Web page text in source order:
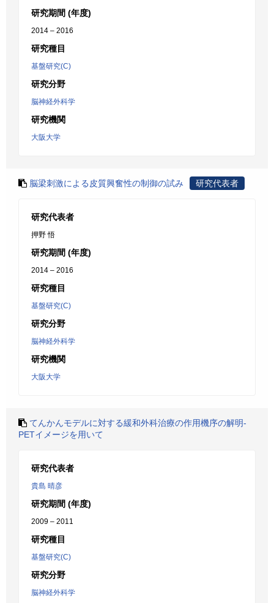
研究期間 (年度)
2014 – 2016
研究種目
基盤研究(C)
研究分野
脳神経外科学
研究機関
大阪大学
脳梁刺激による皮質興奮性の制御の試み 研究代表者
研究代表者
押野 悟
研究期間 (年度)
2014 – 2016
研究種目
基盤研究(C)
研究分野
脳神経外科学
研究機関
大阪大学
てんかんモデルに対する緩和外科治療の作用機序の解明-
PETイメージを用いて
研究代表者
貴島 晴彦
研究期間 (年度)
2009 – 2011
研究種目
基盤研究(C)
研究分野
脳神経外科学